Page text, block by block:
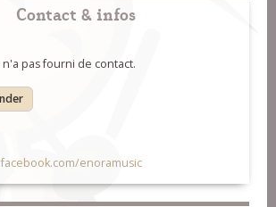
Contact & infos
pas fourni de contact.
enoramusic